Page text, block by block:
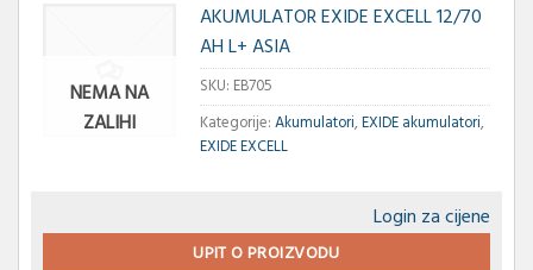
NEMA NA
ZALIHI
AKUMULATOR EXIDE EXCELL 12/70
AH L+ ASIA
SKU: EB705
Kategorije:Akumulatori,EXIDE akumulatori,
EXIDE EXCELL
Login za cijene
UPIT O PROIZVODU